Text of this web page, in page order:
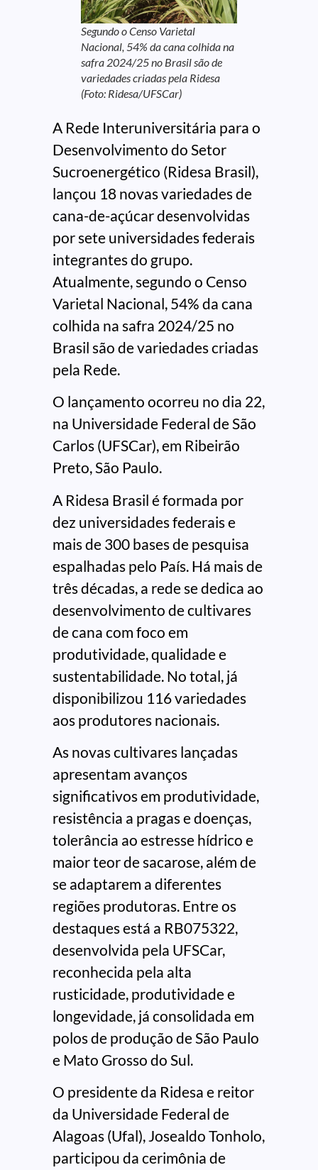
Segundo o Censo Varietal
Nacional, 54% da cana colhida na
safra 2024/25 no Brasil são de
variedades criadas pela Ridesa
(Foto: Ridesa/UFSCar)
A Rede Interuniversitária para o
Desenvolvimento do Setor
Sucroenergético (Ridesa Brasil),
lançou 18 novas variedades de
cana-de-açúcar desenvolvidas
por sete universidades federais
integrantes do grupo.
Atualmente, segundo o Censo
Varietal Nacional, 54% da cana
colhida na safra 2024/25 no
Brasil são de variedades criadas
pela Rede.
O lançamento ocorreu no dia 22,
na Universidade Federal de São
Carlos (UFSCar), em Ribeirão
Preto, São Paulo.
A Ridesa Brasil é formada por
dez universidades federais e
mais de 300 bases de pesquisa
espalhadas pelo País. Há mais de
três décadas, a rede se dedica ao
desenvolvimento de cultivares
de cana com foco em
produtividade, qualidade e
sustentabilidade. No total, já
disponibilizou 116 variedades
aos produtores nacionais.
As novas cultivares lançadas
apresentam avanços
significativos em produtividade,
resistência a pragas e doenças,
tolerância ao estresse hídrico e
maior teor de sacarose, além de
se adaptarem a diferentes
regiões produtoras. Entre os
destaques está a RB075322,
desenvolvida pela UFSCar,
reconhecida pela alta
rusticidade, produtividade e
longevidade, já consolidada em
polos de produção de São Paulo
e Mato Grosso do Sul.
O presidente da Ridesa e reitor
da Universidade Federal de
Alagoas (Ufal), Josealdo Tonholo,
participou da cerimônia de